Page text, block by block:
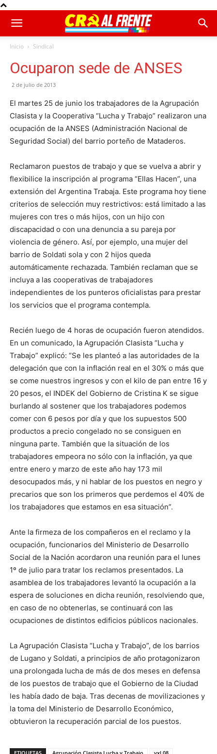
Inicio Sindical
Ocuparon sede de ANSES
2 de julio de 2013
El martes 25 de junio los trabajadores de la Agrupación
Clasista y la Cooperativa “Lucha y Trabajo” realizaron una
ocupación de la ANSES (Administración Nacional de
Seguridad Social) del barrio porteño de Mataderos.
Reclamaron puestos de trabajo y que se vuelva a abrir y
flexibilice la inscripción al programa “Ellas Hacen”, una
extensión del Argentina Trabaja. Este programa hoy tiene
criterios de selección muy restrictivos: está limitado a las
mujeres con tres o más hijos, con un hijo con
discapacidad o con una denuncia a su pareja por
violencia de género. Así, por ejemplo, una mujer del
barrio de Soldati sola y con 2 hijos queda
automáticamente rechazada. También reclaman que se
incluya a las cooperativas de trabajadores
independientes de los punteros oficialistas para prestar
los servicios que el programa contempla.
Recién luego de 4 horas de ocupación fueron atendidos.
En un comunicado, la Agrupación Clasista “Lucha y
Trabajo” explicó: “Se les planteó a las autoridades de la
delegación que con la inflación real en el 30% o más que
se come nuestros ingresos y con el kilo de pan entre 16 y
20 pesos, el INDEK del Gobierno de Cristina K se sigue
burlando al sostener que los trabajadores podemos
comer con 6 pesos por día y que los supuestos 500
productos a precio congelado no se consiguen en
ninguna parte. También que la situación de los
trabajadores empeora no sólo con la inflación, ya que
entre enero y marzo de este año hay 173 mil
desocupados más, y ni hablar de los puestos en negro y
precarios que son los primeros que perdemos el 40% de
los trabajadores que estamos en esa situación”.
Ante la firmeza de los compañeros en el reclamo y la
ocupación, funcionarios del Ministerio de Desarrollo
Social de la Nación acordaron una reunión para el lunes
1º de julio para tratar los reclamos presentados. La
asamblea de los trabajadores levantó la ocupación a la
espera de soluciones en dicha reunión, resolviendo que,
en caso de no obtenerlas, se continuará con las
ocupaciones de distintos edificios públicos nacionales.
La Agrupación Clasista “Lucha y Trabajo”, de los barrios
de Lugano y Soldati, a principios de año protagonizaron
una prolongada lucha de más de dos meses en defensa
de los puestos de trabajo que el Gobierno de la Ciudad
les había dado de baja. Tras decenas de movilizaciones y
la toma del Ministerio de Desarrollo Económico,
obtuvieron la recuperación parcial de los puestos.